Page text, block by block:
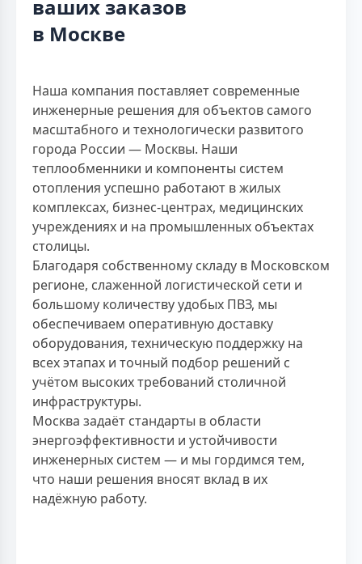
ваших заказов
в Москве
Наша компания поставляет современные
инженерные решения для объектов самого
масштабного и технологически развитого
города России — Москвы. Наши
теплообменники и компоненты систем
отопления успешно работают в жилых
комплексах, бизнес-центрах, медицинских
учреждениях и на промышленных объектах
столицы.
Благодаря собственному складу в Московском
регионе, слаженной логистической сети и
большому количеству удобых ПВЗ, мы
обеспечиваем оперативную доставку
оборудования, техническую поддержку на
всех этапах и точный подбор решений с
учётом высоких требований столичной
инфраструктуры.
Москва задаёт стандарты в области
энергоэффективности и устойчивости
инженерных систем — и мы гордимся тем,
что наши решения вносят вклад в их
надёжную работу.